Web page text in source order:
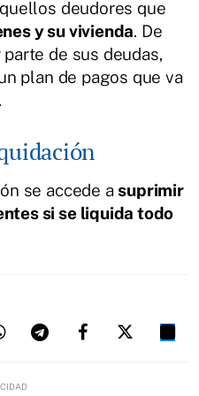
deudores que
y su vivienda. De
de sus deudas,
plan de pagos que va
se accede asuprimir
si se liquida todo